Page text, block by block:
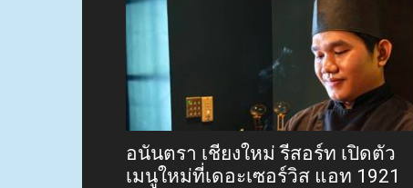
อนันตรา เชียงใหม่ รีสอร์ท เปิดตัว
เมนูใหม่ที่เดอะเซอร์วิส แอท 1921